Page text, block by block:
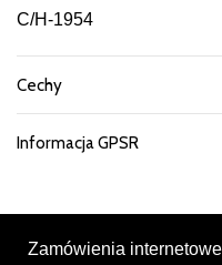
C/H-1954
Cechy
Informacja GPSR
Zamówienia